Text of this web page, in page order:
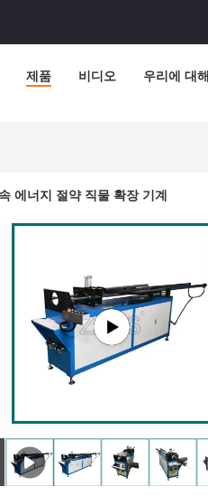
제품 비디오 우리에 대해
에너지 절약 직물 확장 기계